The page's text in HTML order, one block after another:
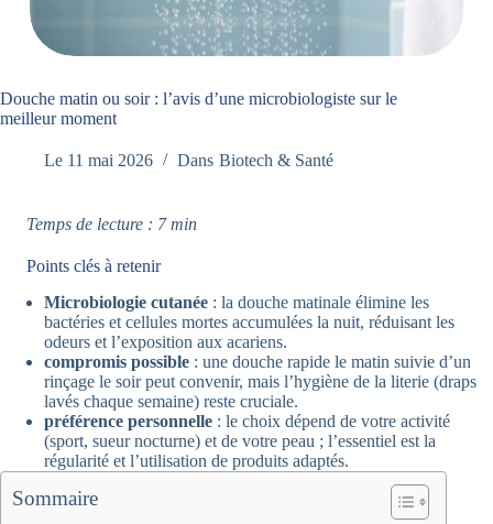
Douche matin ou soir : l’avis d’une microbiologiste sur le
meilleur moment
Le 11 mai 2026 Dans Biotech & Santé
Temps de lecture : 7 min
Points clés à retenir
Microbiologie cutanée : la douche matinale élimine les
bactéries et cellules mortes accumulées la nuit, réduisant les
odeurs et l’exposition aux acariens.
compromis possible : une douche rapide le matin suivie d’un
rinçage le soir peut convenir, mais l’hygiène de la literie (draps
lavés chaque semaine) reste cruciale.
préférence personnelle : le choix dépend de votre activité
(sport, sueur nocturne) et de votre peau ; l’essentiel est la
régularité et l’utilisation de produits adaptés.
Sommaire